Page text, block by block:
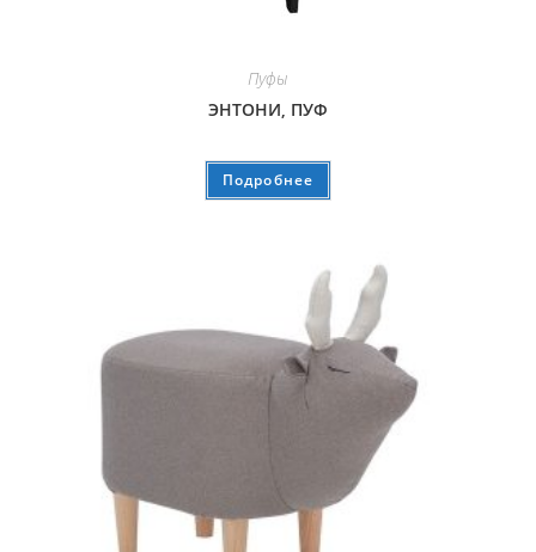
Пуфы
ЭНТОНИ, ПУФ
Подробнее